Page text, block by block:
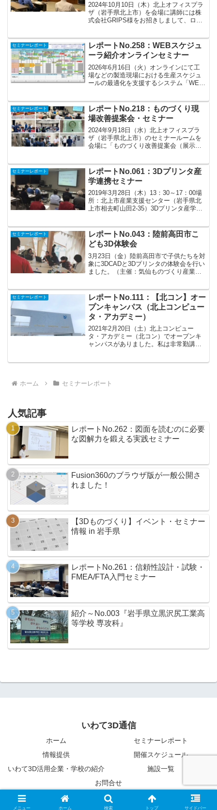
2024年10月10日（木）北上オフィスプラ
ザ（岩手県北上市）を会場に講師には株
式会社GRIPS様をお招きしまして、ロボ
は異なるオープンソース技術を切り口
に、ロボットを...
セミナーレポート
レポートNo.258：WEBスケジュ
ーラ紹介オンラインセミナー
2026年6月16日（火）オンラインにて工
場などの製造現場における生産スケジュ
ールの最適化を支援するシステム「WEB
様にお願いをし、生産スケジュール管理
のデジタル化や自動...
セミナーレポート
レポートNo.218：ものづくり現
場改善提案会・セミナー
2024年9月18日（水）北上オフィスプラ
ザ（岩手県北上市）のセミナールームを
会場に「ものづくり改善提案会（展示
き、CAD/CAMから切削工具、ツーリン
グ、治具、自動...
セミナーレポート
レポートNo.061：3Dプリンタ産
学連携セミナー
2019年3月28日（木）13：30～17：00場
所：北上市産業支援センター（岩手県北
上市相去町山田2-35）3Dプリンタ産学連
と活用の最前線について勉強してきま
し...
セミナーレポート
レポートNo.043：陸前高田市こ
ども3D体験会
3月23日（金）陸前高田市で子供たちを対
象に3DCADと3Dプリンタの体験会を行い
ました。（主催：気仙ものづくり産業人
まるの家）開催場所は、交流施設「ほん
まるの家」内容...
セミナーレポート
レポートNo.111：【北コン】オー
プンキャンパス（北上コンピュー
タ・アカデミー）
2021年2月20日（土）北上コンピュー
タ・アカデミー（北コン）でオープンキ
ャンパスがありました。私は非常勤講師
ホーム
セミナーレポート
人気記事
レポートNo.262：図面を読むのに必要
な図解力を鍛える実践セミナー
Fusion360のブラウザ版が一般公開さ
れました！
【3Dものづくり】イベント・セミナー
情報 in 岩手県
レポートNo.261：信頼性設計・試験・
FMEA/FTA入門セミナー
紹介～No.003『岩手県立黒沢尻工業高
等学校 専攻科』
いわて3D通信
ホーム
セミナーレポート
情報提供
開催スケジュール
いわて3D活用企業・学校の紹介
施設一覧
お問合せ
© 2015-2026 いわて3D通信.
メニュー ホーム 検索 トップ サイドバー